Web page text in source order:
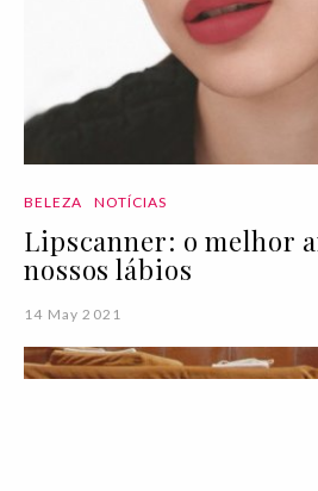
BELEZA NOTÍCIAS
Lipscanner: o melhor
nossos lábios
14 May 2021